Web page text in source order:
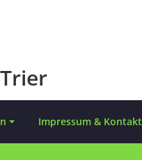
Impressum & Kontakt